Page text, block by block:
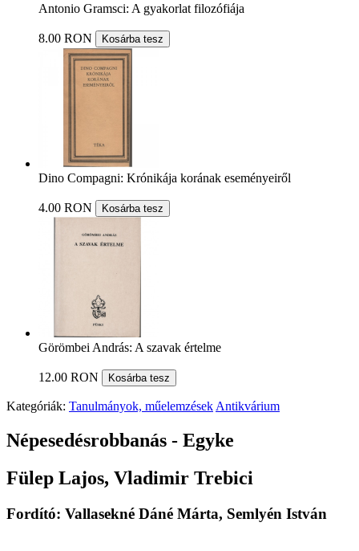
Antonio Gramsci: A gyakorlat filozófiája
8.00 RON Kosárba tesz
Dino Compagni: Krónikája korának eseményeiről
4.00 RON Kosárba tesz
Görömbei András: A szavak értelme
12.00 RON Kosárba tesz
Kategóriák: Tanulmányok, műelemzések Antikvárium
Népesedésrobbanás - Egyke
Fülep Lajos, Vladimir Trebici
Fordító: Vallasekné Dáné Márta, Semlyén István